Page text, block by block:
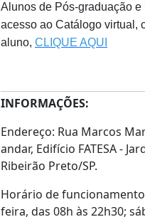
Alunos de Pós-graduação e
acesso ao Catálogo virtual,
aluno, CLIQUE AQUI
INFORMAÇÕES:
Endereço: Rua Marcos
andar, Edifício FATESA -
Ribeirão Preto/SP.
Horário de
feira, das 08h às 22h30;